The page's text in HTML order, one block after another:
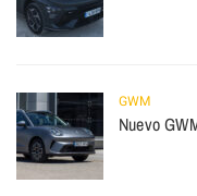
GWM
Nuevo